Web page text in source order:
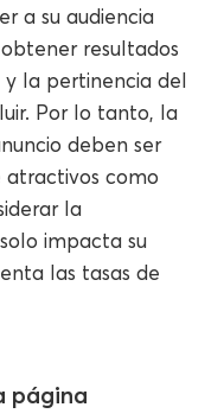
a su audiencia
resultados
y la pertinencia del
Por lo tanto, la
deben ser
atractivos como
la
impacta su
las tasas de
página